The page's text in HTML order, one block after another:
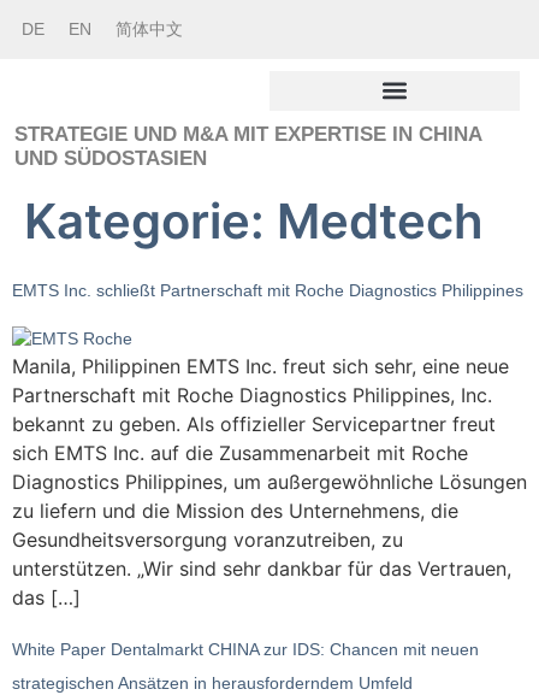
DE EN 简体中文
STRATEGIE UND M&A MIT EXPERTISE IN CHINA
UND SÜDOSTASIEN
Kategorie: Medtech
EMTS Inc. schließt Partnerschaft mit Roche Diagnostics Philippines
Manila, Philippinen EMTS Inc. freut sich sehr, eine neue
Partnerschaft mit Roche Diagnostics Philippines, Inc.
bekannt zu geben. Als offizieller Servicepartner freut
sich EMTS Inc. auf die Zusammenarbeit mit Roche
Diagnostics Philippines, um außergewöhnliche Lösungen
zu liefern und die Mission des Unternehmens, die
Gesundheitsversorgung voranzutreiben, zu
unterstützen. „Wir sind sehr dankbar für das Vertrauen,
das […]
White Paper Dentalmarkt CHINA zur IDS: Chancen mit neuen
strategischen Ansätzen in herausforderndem Umfeld